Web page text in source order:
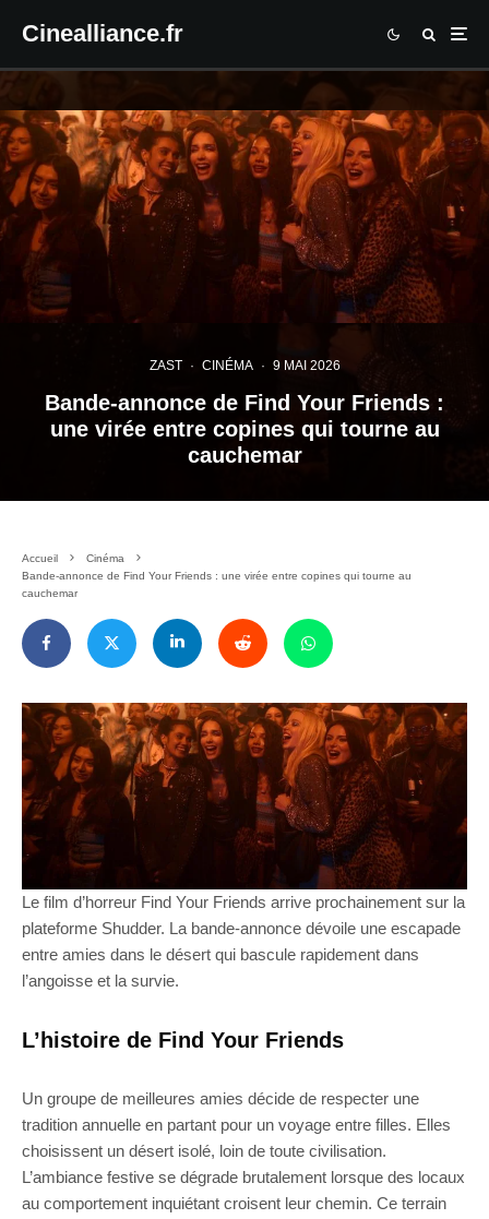
Cinealliance.fr
ZAST · CINÉMA · 9 MAI 2026
Bande-annonce de Find Your Friends :
une virée entre copines qui tourne au
cauchemar
Accueil
Cinéma
Bande-annonce de Find Your Friends : une virée entre copines qui tourne au
cauchemar
Le film d’horreur Find Your Friends arrive prochainement sur la
plateforme Shudder. La bande-annonce dévoile une escapade
entre amies dans le désert qui bascule rapidement dans
l’angoisse et la survie.
L’histoire de Find Your Friends
Un groupe de meilleures amies décide de respecter une
tradition annuelle en partant pour un voyage entre filles. Elles
choisissent un désert isolé, loin de toute civilisation.
L’ambiance festive se dégrade brutalement lorsque des locaux
au comportement inquiétant croisent leur chemin. Ce terrain